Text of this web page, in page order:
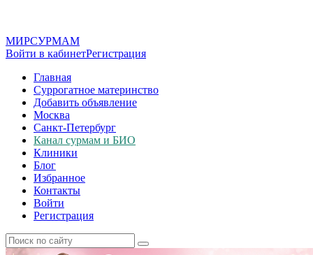
МИРСУРМАМ
Войти в кабинетРегистрация
Главная
Суррогатное материнство
Добавить объявление
Москва
Санкт-Петербург
Канал сурмам и БИО
Клиники
Блог
Избранное
Контакты
Войти
Регистрация